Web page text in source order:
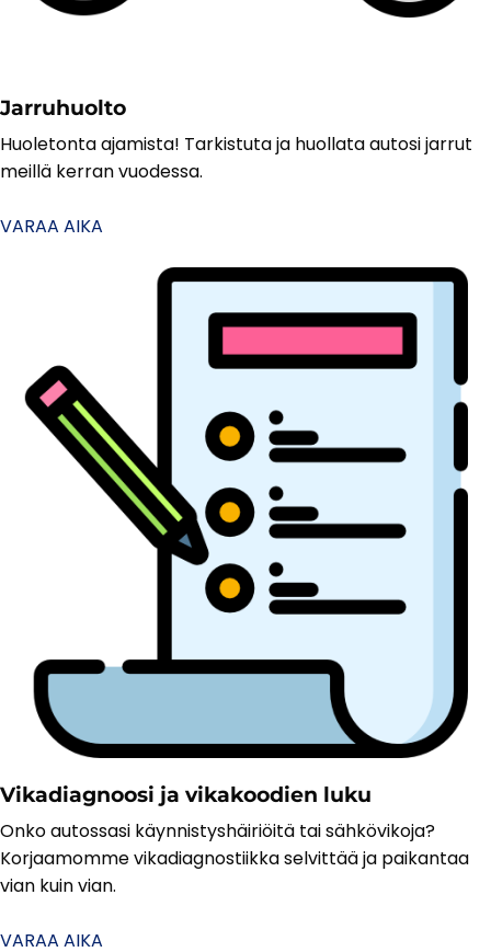
Jarruhuolto
Huoletonta ajamista! Tarkistuta ja huollata autosi jarrut
meillä kerran vuodessa.
VARAA AIKA
Vikadiagnoosi ja vikakoodien luku
Onko autossasi käynnistyshäiriöitä tai sähkövikoja?
Korjaamomme vikadiagnostiikka selvittää ja paikantaa
vian kuin vian.
VARAA AIKA